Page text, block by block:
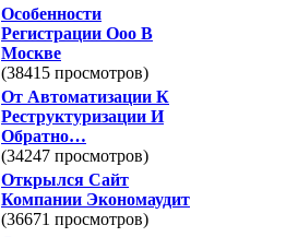
Особенности
Регистрации Ооо В
Москве
(38415 просмотров)
От Автоматизации К
Реструктуризации И
Обратно…
(34247 просмотров)
Открылся Сайт
Компании Экономаудит
(36671 просмотров)